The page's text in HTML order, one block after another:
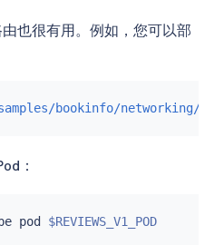
也很有用。例如，您可以部
bookinfo/networking/
：
pod $REVIEWS_V1_POD